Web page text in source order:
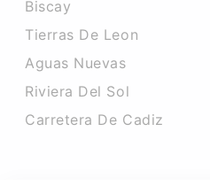
Biscay
Tierras De Leon
Aguas Nuevas
Riviera Del Sol
Carretera De Cadiz